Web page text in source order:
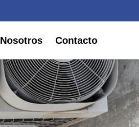
Nosotros Contacto